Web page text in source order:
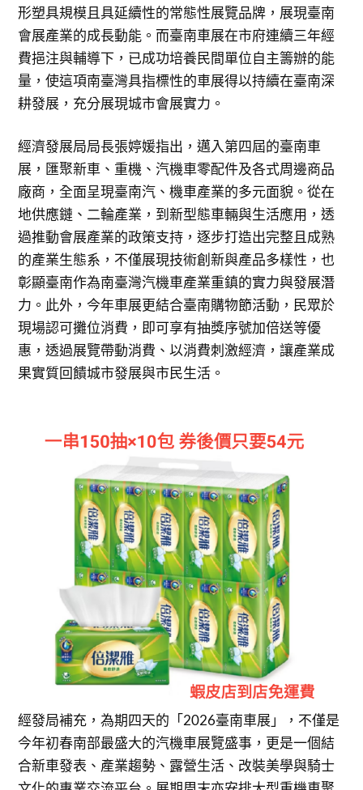
形塑具規模且具延續性的常態性展覽品牌，展現臺南
會展產業的成長動能。而臺南車展在市府連續三年經
費挹注與輔導下，已成功培養民間單位自主籌辦的能
量，使這項南臺灣具指標性的車展得以持續在臺南深
耕發展，充分展現城市會展實力。
經濟發展局局長張婷媛指出，邁入第四屆的臺南車
展，匯聚新車、重機、汽機車零配件及各式周邊商品
廠商，全面呈現臺南汽、機車產業的多元面貌。從在
地供應鏈、二輪產業，到新型態車輛與生活應用，透
過推動會展產業的政策支持，逐步打造出完整且成熟
的產業生態系，不僅展現技術創新與產品多樣性，也
彰顯臺南作為南臺灣汽機車產業重鎮的實力與發展潛
力。此外，今年車展更結合臺南購物節活動，民眾於
現場認可攤位消費，即可享有抽獎序號加倍送等優
惠，透過展覽帶動消費、以消費刺激經濟，讓產業成
果實質回饋城市發展與市民生活。
經發局補充，為期四天的「2026臺南車展」，不僅是
今年初春南部最盛大的汽機車展覽盛事，更是一個結
合新車發表、產業趨勢、露營生活、改裝美學與騎士